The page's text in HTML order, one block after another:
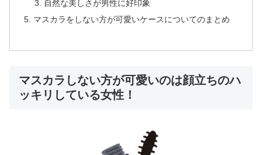
自然な美しさが男性に好印象
マスカラをしない方が可愛いケースについてのまとめ
マスカラしない方が可愛いのは顔立ちのハ
ッキリしている女性！